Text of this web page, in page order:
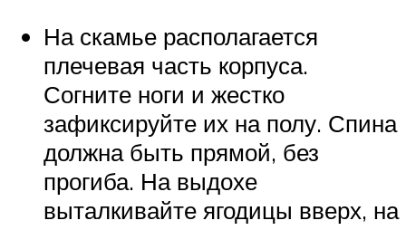
На скамье располагается
плечевая часть корпуса.
Согните ноги и жестко
зафиксируйте их на полу. Спина
должна быть прямой, без
прогиба. На выдохе
выталкивайте ягодицы вверх, на